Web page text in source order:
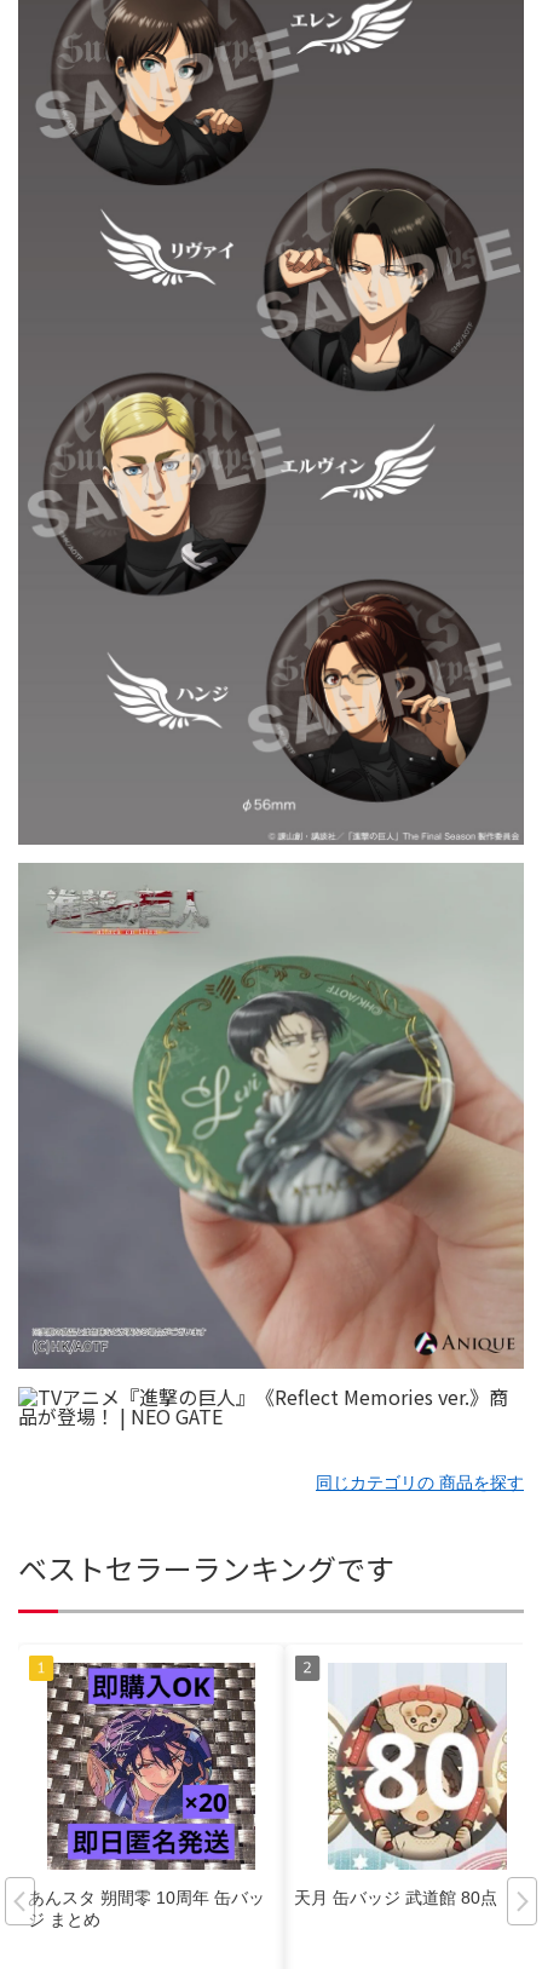
同じカテゴリの 商品を探す
ベストセラーランキングです
あんスタ 朔間零 10周年 缶バッ
ジ まとめ
天月 缶バッジ 武道館 80点